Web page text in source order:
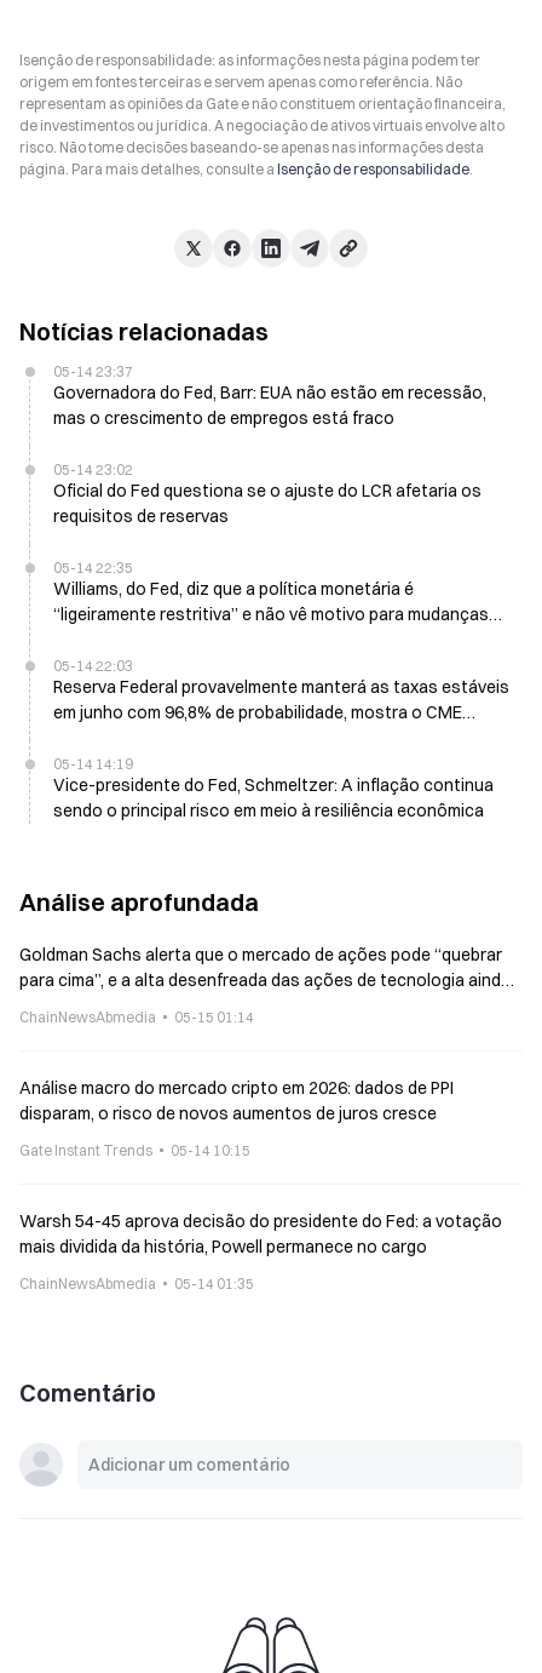
Isenção de responsabilidade: as informações nesta página podem ter
origem em fontes terceiras e servem apenas como referência. Não
representam as opiniões da Gate e não constituem orientação financeira,
de investimentos ou jurídica. A negociação de ativos virtuais envolve alto
risco. Não tome decisões baseando-se apenas nas informações desta
página. Para mais detalhes, consulte a Isenção de responsabilidade.
Notícias relacionadas
05-14 23:37
Governadora do Fed, Barr: EUA não estão em recessão,
mas o crescimento de empregos está fraco
05-14 23:02
Oficial do Fed questiona se o ajuste do LCR afetaria os
requisitos de reservas
05-14 22:35
Williams, do Fed, diz que a política monetária é
“ligeiramente restritiva” e não vê motivo para mudanças
05-14 22:03
Reserva Federal provavelmente manterá as taxas estáveis
em junho com 96,8% de probabilidade, mostra o CME
05-14 14:19
Vice-presidente do Fed, Schmeltzer: A inflação continua
sendo o principal risco em meio à resiliência econômica
Análise aprofundada
Goldman Sachs alerta que o mercado de ações pode “quebrar
para cima”, e a alta desenfreada das ações de tecnologia ainda
ChainNewsAbmedia 05-15 01:14
Análise macro do mercado cripto em 2026: dados de PPI
disparam, o risco de novos aumentos de juros cresce
Gate Instant Trends 05-14 10:15
Warsh 54-45 aprova decisão do presidente do Fed: a votação
mais dividida da história, Powell permanece no cargo
ChainNewsAbmedia 05-14 01:35
Comentário